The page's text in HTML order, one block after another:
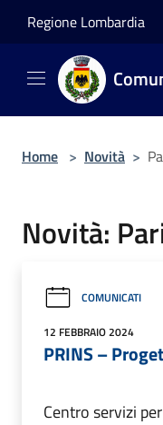
Regione Lombardia
Home > Novità >
Novità:
COMUNICATI
12 FEBBRAIO 2024
PRINS –
Centro servizi